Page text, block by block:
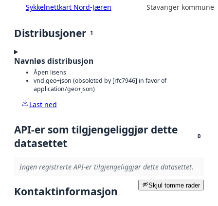
Sykkelnettkart Nord-Jæren Stavanger kommune
Distribusjoner 1
Navnløs distribusjon
Åpen lisens
vnd.geo+json (obsoleted by [rfc7946] in favor of
application/geo+json)
Last ned
API-er som tilgjengeliggjør dette
datasettet
0
Ingen registrerte API-er tilgjengeliggjør dette datasettet.
Skjul tomme rader
Kontaktinformasjon